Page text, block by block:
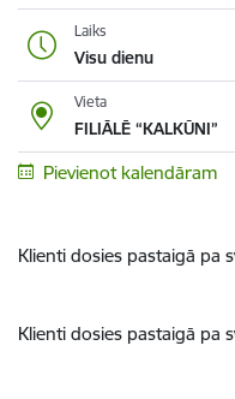
Laiks
Visu dienu
Vieta
FILIĀLĒ “KALKŪNI”
Pievienot kalendāram
Klienti dosies pastaigā pa
Klienti dosies pastaigā pa